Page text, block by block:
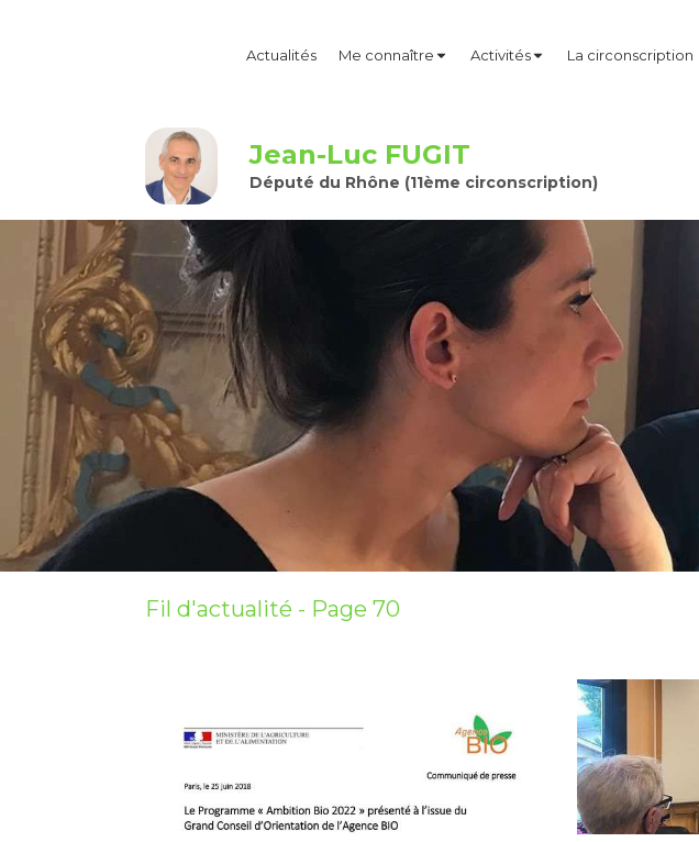
Actualités Me connaître Activités La circonscription
Jean-Luc FUGIT
Député du Rhône (11ème circonscription)
Fil d'actualité - Page 70